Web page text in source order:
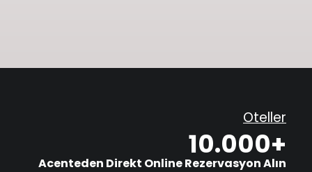
Oteller
10.000+
Acenteden Direkt Online Rezervasyon Alın